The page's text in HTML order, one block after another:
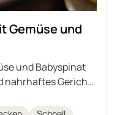
Gemüse und
und Babyspinat
nahrhaftes Gericht,
mit